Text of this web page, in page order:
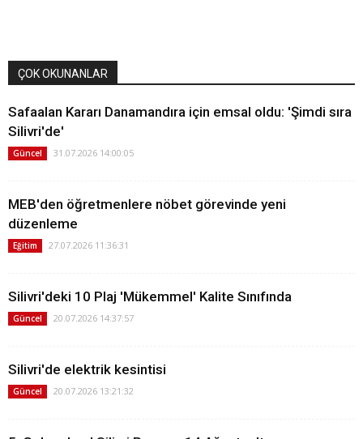
ÇOK OKUNANLAR
Safaalan Kararı Danamandıra için emsal oldu: 'Şimdi sıra
Silivri'de'
Güncel 31.07.2026 14:00:05
MEB'den öğretmenlere nöbet görevinde yeni
düzenleme
Eğitim 27.07.2026 11:36:31
Silivri'deki 10 Plaj 'Mükemmel' Kalite Sınıfında
Güncel 20.07.2026 14:37:57
Silivri'de elektrik kesintisi
Güncel 20.07.2026 13:21:32